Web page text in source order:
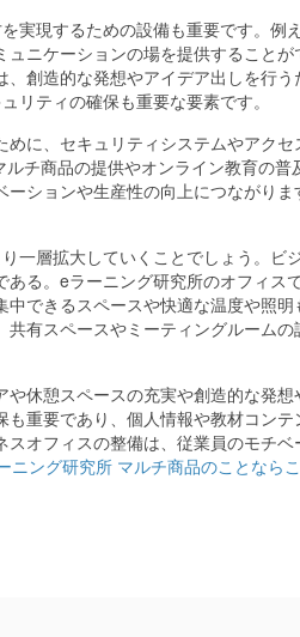
実現するための設備も重要です。例
ニケーションの場を提供すること
創造的な発想やアイデア出しを行
リティの確保も重要な要素です。
に、セキュリティシステムやアク
チ商品の提供やオンライン教育の普
ションや生産性の向上につながり
一層拡大していくことでしょう。ビ
る。eラーニング研究所のオフィス
できるスペースや快適な温度や照明
有スペースやミーティングルーム
休憩スペースの充実や創造的な発
重要であり、個人情報や教材コン
オフィスの整備は、従業員のモチ
ニング研究所 マルチ商品のことなら